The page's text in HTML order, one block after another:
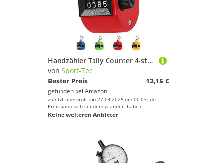
Handzähler Tally Counter 4-stellig, mechanisch, bunt
von Sport-Tec
Bester Preis
12,15 €
gefunden bei Amazon
zuletzt überprüft am 27.09.2025 um 00:03; der
Preis kann sich seitdem geändert haben.
Keine weiteren Anbieter